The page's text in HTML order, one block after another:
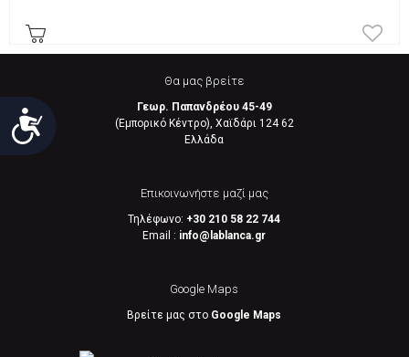
Προσιτότητα
Θα μας βρείτε
Γεωρ. Παπανδρέου 45-49
(Εμπορικό Κέντρο), Χαϊδάρι 124 62
Eλλάδα
Επικοινωνήστε μαζί μας
Τηλέφωνο: +30 210 58 22 744
Email : info@lablanca.gr
Google Maps
Βρείτε μας στο Google Maps